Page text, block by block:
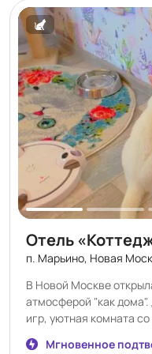
Отель
п. Марьино, Новая
В Новой Москве
атмосферой "как
игр, уютная комната со светлым
аквариумов, НЕТ
Мгновенное